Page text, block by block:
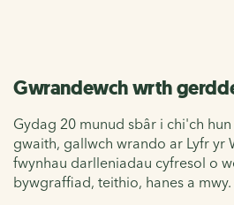
Gwrandewch wrth
Gydag 20 munud sbâr i chi'ch
gwaith, gallwch wrando ar Lyfr yr
fwynhau darlleniadau cyfresol o
bywgraffiad, teithio, hanes a mwy.